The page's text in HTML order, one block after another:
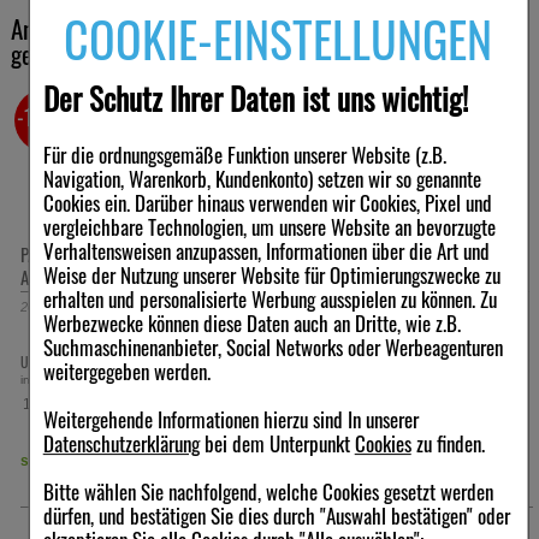
COOKIE-EINSTELLUNGEN
Der Schutz Ihrer Daten ist uns wichtig!
Für die ordnungsgemäße Funktion unserer Website (z.B.
Navigation, Warenkorb, Kundenkonto) setzen wir so genannte
Cookies ein. Darüber hinaus verwenden wir Cookies, Pixel und
vergleichbare Technologien, um unsere Website an bevorzugte
Verhaltensweisen anzupassen, Informationen über die Art und
Weise der Nutzung unserer Website für Optimierungszwecke zu
erhalten und personalisierte Werbung ausspielen zu können. Zu
Werbezwecke können diese Daten auch an Dritte, wie z.B.
Suchmaschinenanbieter, Social Networks oder Werbeagenturen
weitergegeben werden.
Weitergehende Informationen hierzu sind In unserer
Datenschutzerklärungbei dem UnterpunktCookieszu finden.
Bitte wählen Sie nachfolgend, welche Cookies gesetzt werden
dürfen, und bestätigen Sie dies durch "Auswahl bestätigen" oder
Andere Kunden haben ebenfalls folgende Produkte
gekauft
NaCl Inhalationslösung
ml Ampullen
5,82 €
6,50 €³
MwSt zzgl.Versand
€
lieferbar
MUCOCLEAR 3% NaCl
Inhalationslösung
60X4ml Inhalationslösung
40,31 €
UVP: 44,98 €³
-10,5%
sofort lieferbar